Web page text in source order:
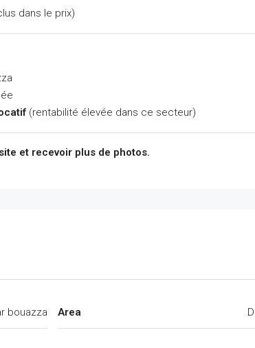
dans le prix)
(rentabilité élevée dans ce secteur)
et recevoir plus de photos.
bouazza Area